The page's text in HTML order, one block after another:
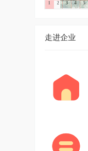
1 2 3 4 5
走进企业